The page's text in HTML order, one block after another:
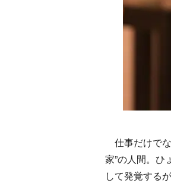
仕事だけで
家”の人間。ひ
して発覚する